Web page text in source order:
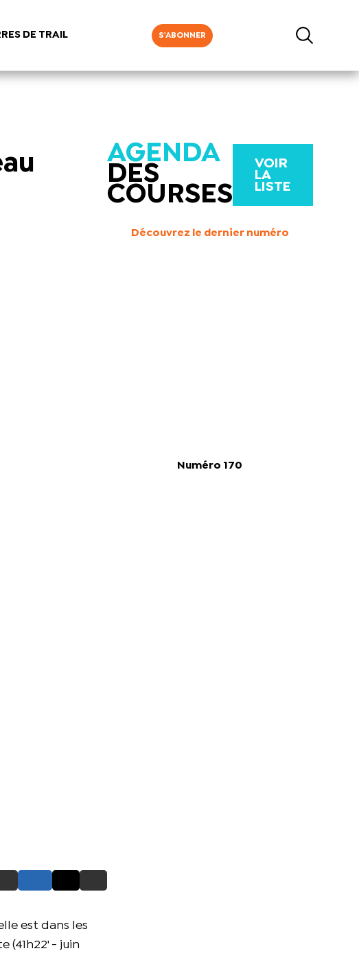
DE TRAIL S'ABONNER
est dans les
(41h22' - juin
AGENDA
DES
COURSES
VOIR
LA
LISTE
Découvrez le dernier numéro
Numéro 170